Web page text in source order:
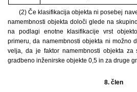
(2) Če klasifikacija objekta ni posebej
namembnosti objekta določi glede na
na podlagi enotne klasifikacije vrst
primeru, da namembnosti objekta ni možno
velja, da je faktor namembnosti objekta
gradbeno inženirske objekte 0,5 in za druge
8. člen